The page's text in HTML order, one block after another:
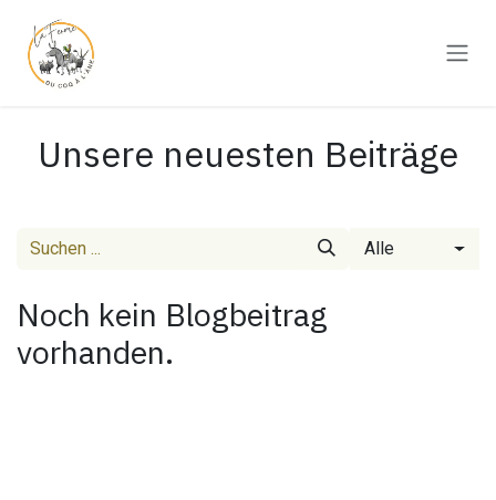
Unsere neuesten Beiträge
Alle
Noch kein Blogbeitrag
vorhanden.